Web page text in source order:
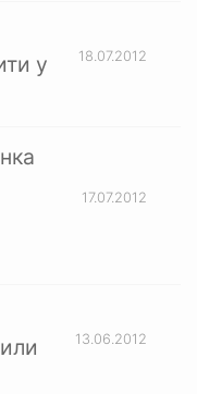
у
18.07.2012
17.07.2012
13.06.2012